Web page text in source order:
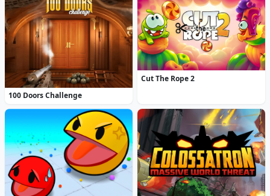
100 Doors Challenge
Cut The Rope 2